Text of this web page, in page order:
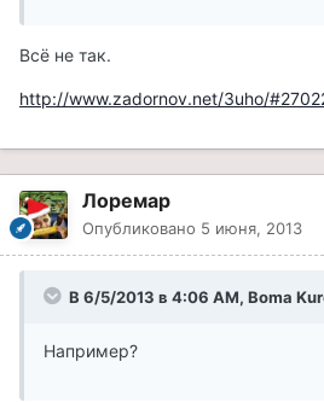
Всё не так.
http://www.zadornov.net/3uho/
Лоремар
Опубликовано 5 июня, 2013
В 6/5/2013 в 4:06 AM, Boma
Например?